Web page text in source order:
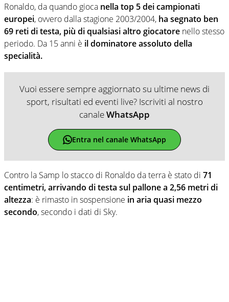
Ronaldo, da quando gioca nella top 5 dei campionati
europei, ovvero dalla stagione 2003/2004, ha segnato ben
69 reti di testa, più di qualsiasi altro giocatore nello stesso
periodo. Da 15 anni è il dominatore assoluto della
specialità.
Vuoi essere sempre aggiornato su ultime news di
sport, risultati ed eventi live? Iscriviti al nostro
canaleWhatsApp
Entra nel canale WhatsApp
Contro la Samp lo stacco di Ronaldo da terra è stato di 71
centimetri, arrivando di testa sul pallone a 2,56 metri di
altezza: è rimasto in sospensione in aria quasi mezzo
secondo, secondo i dati di Sky.